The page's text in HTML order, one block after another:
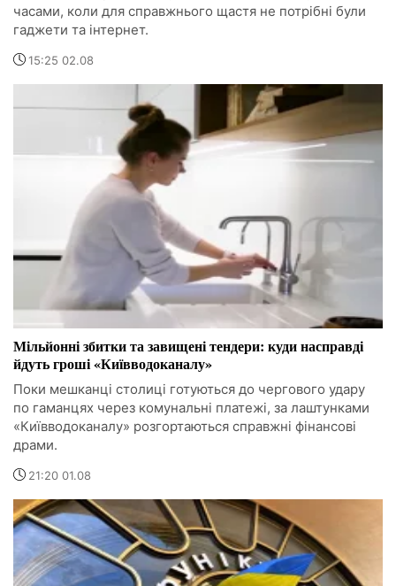
часами, коли для справжнього щастя не потрібні були
гаджети та інтернет.
15:25 02.08
Мільйонні збитки та завищені тендери: куди насправді
йдуть гроші «Київводоканалу»
Поки мешканці столиці готуються до чергового удару
по гаманцях через комунальні платежі, за лаштунками
«Київводоканалу» розгортаються справжні фінансові
драми.
21:20 01.08